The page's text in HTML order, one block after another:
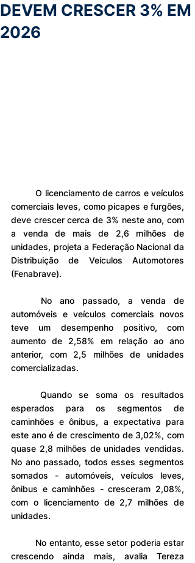
DEVEM CRESCER 3% EM
2026
	O licenciamento de carros e veículos
comerciais leves, como picapes e furgões,
deve crescer cerca de 3% neste ano, com
a venda de mais de 2,6 milhões de
unidades, projeta a Federação Nacional da
Distribuição de Veículos Automotores
(Fenabrave).
automóveis e veículos comerciais novos
teve um desempenho positivo, com
aumento de 2,58% em relação ao ano
anterior, com 2,5 milhões de unidades
comercializadas.
esperados para os segmentos de
caminhões e ônibus, a expectativa para
este ano é de crescimento de 3,02%, com
quase 2,8 milhões de unidades vendidas.
No ano passado, todos esses segmentos
somados - automóveis, veículos leves,
ônibus e caminhões - cresceram 2,08%,
com o licenciamento de 2,7 milhões de
unidades.
crescendo ainda mais, avalia Tereza